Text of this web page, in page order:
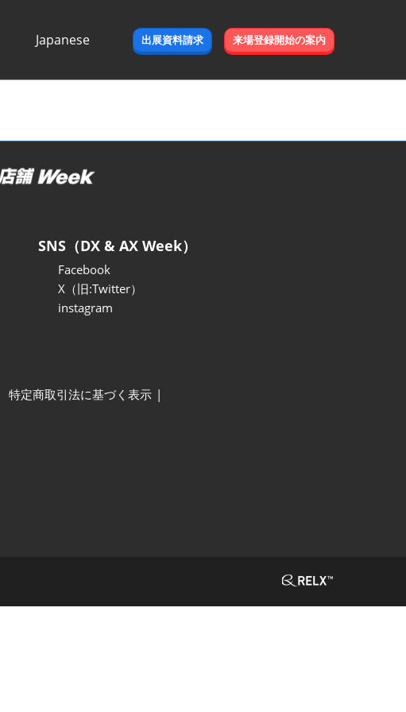
Japanese
出展資料請求 来場登録開始の案内
SNS（DX & AX Week）
Facebook
X（旧:Twitter）
instagram
特定商取引法に基づく表示